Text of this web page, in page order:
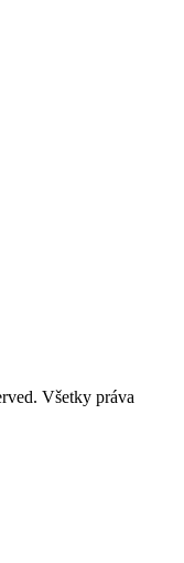
Všetky práva